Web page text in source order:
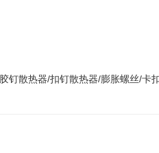
胶钉散热器/扣钉散热器/膨胀螺丝/卡